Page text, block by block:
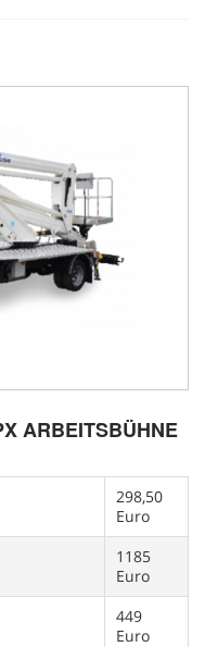
ARBEITSBÜHNE
298,50
Euro
1185
Euro
449
Euro